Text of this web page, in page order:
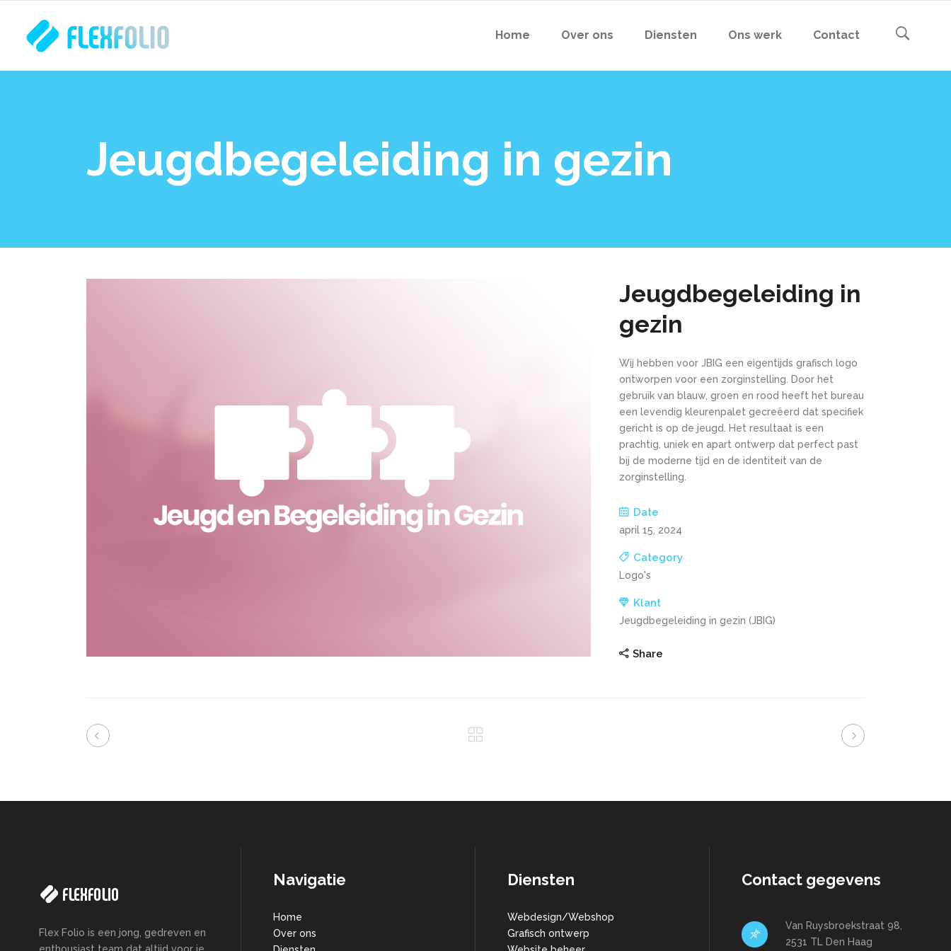
Home Over ons Diensten Ons werk Contact
Jeugdbegeleiding in gezin
Jeugdbegeleiding in
gezin
Wij hebben voor JBIG een eigentijds grafisch logo
ontworpen voor een zorginstelling. Door het
gebruik van blauw, groen en rood heeft het bureau
een levendig kleurenpalet gecreëerd dat specifiek
gericht is op de jeugd. Het resultaat is een
prachtig, uniek en apart ontwerp dat perfect past
bij de moderne tijd en de identiteit van de
zorginstelling.
Date
april 15, 2024
Category
Logo's
Klant
Jeugdbegeleiding in gezin (JBIG)
Share
Flex Folio is een jong, gedreven en
Navigatie
Home
Over ons
Diensten
Webdesign/Webshop
Grafisch ontwerp
Contact gegevens
Van Ruysbroekstraat 98,
2531 TL Den Haag